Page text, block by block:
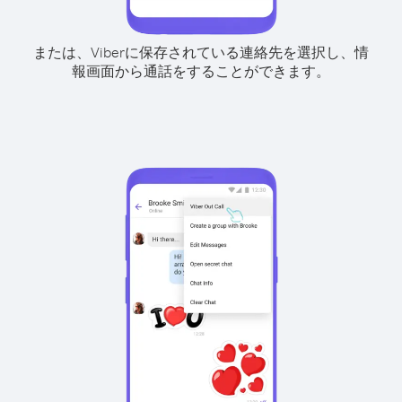
または、Viberに保存されている連絡先を選択し、情
報画面から通話をすることができます。